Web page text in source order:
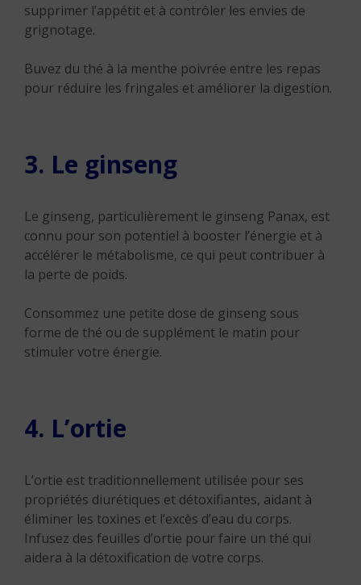
supprimer l’appétit et à contrôler les envies de
grignotage.
Buvez du thé à la menthe poivrée entre les repas
pour réduire les fringales et améliorer la digestion.
3. Le ginseng
Le ginseng, particulièrement le ginseng Panax, est
connu pour son potentiel à booster l’énergie et à
accélérer le métabolisme, ce qui peut contribuer à
la perte de poids.
Consommez une petite dose de ginseng sous
forme de thé ou de supplément le matin pour
stimuler votre énergie.
4. L’ortie
L’ortie est traditionnellement utilisée pour ses
propriétés diurétiques et détoxifiantes, aidant à
éliminer les toxines et l’excès d’eau du corps.
Infusez des feuilles d’ortie pour faire un thé qui
aidera à la détoxification de votre corps.